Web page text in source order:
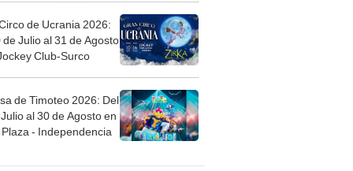
de Ucrania 2026:
de Julio al 31 de Agosto
Club-Surco
de Timoteo 2026: Del
al 30 de Agosto en
- Independencia